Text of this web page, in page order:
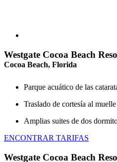
Westgate Cocoa Beach
Cocoa Beach, Florida
Parque acuático de las
Traslado de cortesía al
Amplias suites de dos
ENCONTRAR TARIFAS
Westgate Cocoa Beach